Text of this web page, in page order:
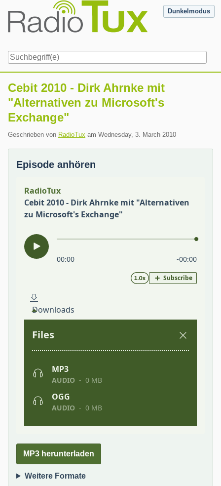
content
Dunkelmodus
Cebit 2010 - Dirk Ahrnke mit
"Alternativen zu Microsoft's
Exchange"
Geschrieben von RadioTux am Wednesday, 3. March 2010
Episode anhören
MP3 herunterladen
Weitere Formate